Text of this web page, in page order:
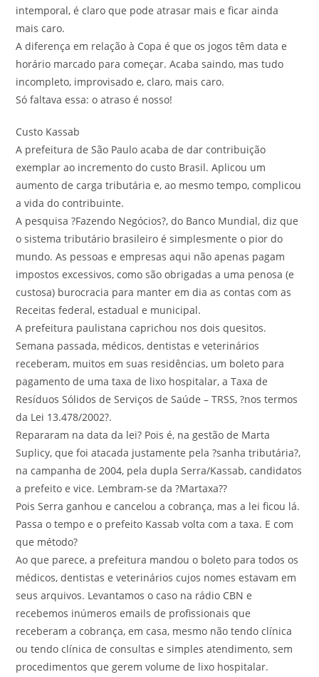
intemporal, é claro que pode atrasar mais e ficar ainda
mais caro.
A diferença em relação à Copa é que os jogos têm data e
horário marcado para começar. Acaba saindo, mas tudo
incompleto, improvisado e, claro, mais caro.
Só faltava essa: o atraso é nosso!
Custo Kassab
A prefeitura de São Paulo acaba de dar contribuição
exemplar ao incremento do custo Brasil. Aplicou um
aumento de carga tributária e, ao mesmo tempo, complicou
a vida do contribuinte.
A pesquisa ?Fazendo Negócios?, do Banco Mundial, diz que
o sistema tributário brasileiro é simplesmente o pior do
mundo. As pessoas e empresas aqui não apenas pagam
impostos excessivos, como são obrigadas a uma penosa (e
custosa) burocracia para manter em dia as contas com as
Receitas federal, estadual e municipal.
A prefeitura paulistana caprichou nos dois quesitos.
Semana passada, médicos, dentistas e veterinários
receberam, muitos em suas residências, um boleto para
pagamento de uma taxa de lixo hospitalar, a Taxa de
Resíduos Sólidos de Serviços de Saúde – TRSS, ?nos termos
da Lei 13.478/2002?.
Repararam na data da lei? Pois é, na gestão de Marta
Suplicy, que foi atacada justamente pela ?sanha tributária?,
na campanha de 2004, pela dupla Serra/Kassab, candidatos
a prefeito e vice. Lembram-se da ?Martaxa??
Pois Serra ganhou e cancelou a cobrança, mas a lei ficou lá.
Passa o tempo e o prefeito Kassab volta com a taxa. E com
que método?
Ao que parece, a prefeitura mandou o boleto para todos os
médicos, dentistas e veterinários cujos nomes estavam em
seus arquivos. Levantamos o caso na rádio CBN e
recebemos inúmeros emails de profissionais que
receberam a cobrança, em casa, mesmo não tendo clínica
ou tendo clínica de consultas e simples atendimento, sem
procedimentos que gerem volume de lixo hospitalar.